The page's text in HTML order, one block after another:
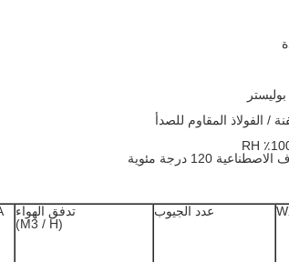
/ الفولاذ المقاوم للصدأ
120 درجة مئوية
عدد الجيوب
تدفق الهواء
(M3 / H)